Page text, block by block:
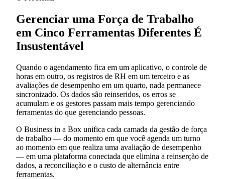
Gerenciar uma Força de Trabalho
em Cinco Ferramentas Diferentes É
Insustentável
Quando o agendamento fica em um aplicativo, o controle de
horas em outro, os registros de RH em um terceiro e as
avaliações de desempenho em um quarto, nada permanece
sincronizado. Os dados são reinseridos, os erros se
acumulam e os gestores passam mais tempo gerenciando
ferramentas do que gerenciando pessoas.
O Business in a Box unifica cada camada da gestão de força
de trabalho — do momento em que você agenda um turno
ao momento em que realiza uma avaliação de desempenho
— em uma plataforma conectada que elimina a reinserção de
dados, a reconciliação e o custo de alternância entre
ferramentas.